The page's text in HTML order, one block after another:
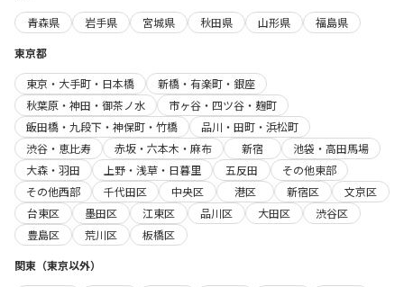
青森県
岩手県 宮城県 秋田県 山形県
福島県
東京都
東京・大手町・日本橋
新橋・有楽町・銀座
秋葉原・神田・御茶ノ水
市ヶ谷・四ツ谷・麹町
飯田橋・九段下・神保町・竹橋
品川・田町・浜松町
渋谷・恵比寿
赤坂・六本木・麻布 新宿
池袋・高田馬場
大森・羽田
上野・浅草・日暮里 五反田
その他東部
その他西部
千代田区 中央区 港区 新宿区
文京区
台東区
墨田区 江東区 品川区 大田区
渋谷区
豊島区
荒川区
板橋区
関東（東京以外）